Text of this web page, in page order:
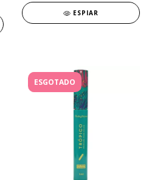
ESPIAR
ESGOTADO